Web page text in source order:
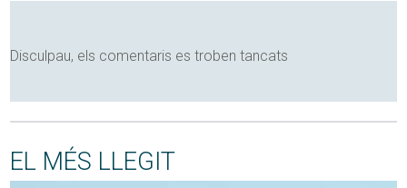
Disculpau, els comentaris es troben tancats
EL MÉS LLEGIT